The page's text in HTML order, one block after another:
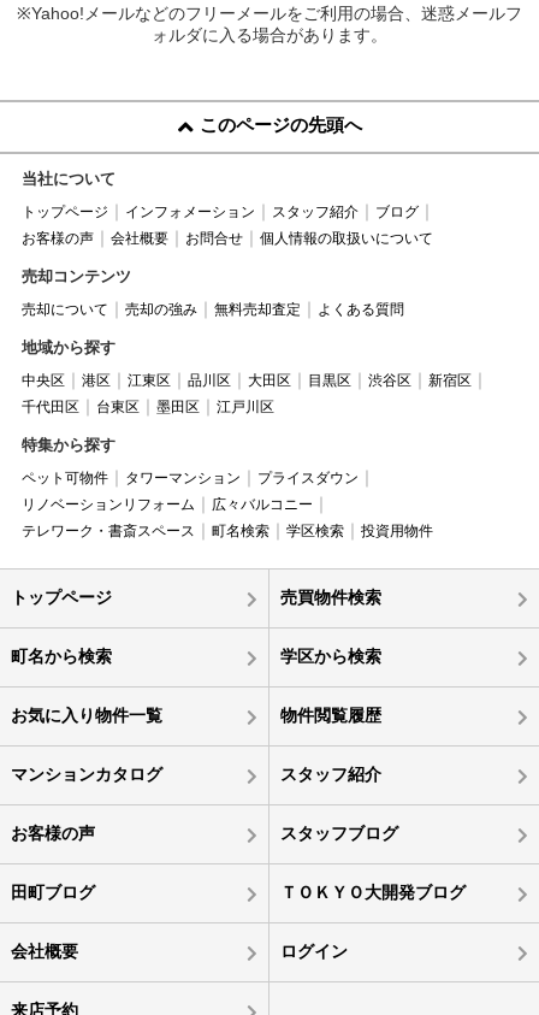
※Yahoo!メールなどのフリーメールをご利用の場合、迷惑メールフ
ォルダに入る場合があります。
このページの先頭へ
当社について
トップページ インフォメーション スタッフ紹介
ブログ
お客様の声
会社概要 お問合せ 個人情報の取扱いについて
売却コンテンツ
売却について 売却の強み 無料売却査定 よくある質問
地域から探す
中央区 港区 江東区 品川区 大田区 目黒区 渋谷区
新宿区
千代田区
台東区 墨田区 江戸川区
特集から探す
ペット可物件 タワーマンション
プライスダウン
リノベーションリフォーム
広々バルコニー
テレワーク・書斎スペース
町名検索 学区検索 投資用物件
トップページ 売買物件検索
町名から検索 学区から検索
お気に入り物件一覧 物件閲覧履歴
マンションカタログ スタッフ紹介
お客様の声 スタッフブログ
田町ブログ ＴＯＫＹＯ大開発ブログ
会社概要 ログイン
来店予約